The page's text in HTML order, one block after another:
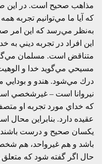
مذاهب‌ صحيح‌ است. در اين‌
كه‌ آيا ما مي‌توانيم‌ تجربه‌
به‌نظر مي‌رسد كه‌ اين‌ امر
اين‌ افراد در تجربه‌ ديني‌
متناقض‌ است. مسلمان‌
مسيحي‌ مي‌گويد خدا و
درك‌ مي‌شود. هندو و بودايي‌
نيروانا است‌ – غيرشخصي‌
كه‌ خداي‌ مورد تجربه‌ او
عقيده‌ دارد. بنابراين‌ محال‌
يكسان‌ صحيح‌ و درست‌
باشد و هم‌ غيرواحد، هم
حال‌ اگر گفته‌ شود كه‌